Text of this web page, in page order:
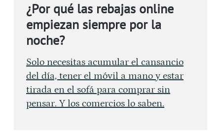
¿Por qué las rebajas online
empiezan siempre por la
noche?
Solo necesitas acumular el cansancio
del día, tener el móvil a mano y estar
tirada en el sofá para comprar sin
pensar. Y los comercios lo saben.